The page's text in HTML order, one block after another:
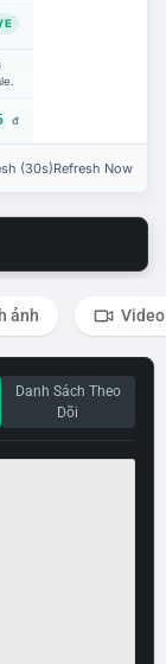
đ
(30s)Refresh Now
ảnh Video
Danh Sách Theo
Dõi